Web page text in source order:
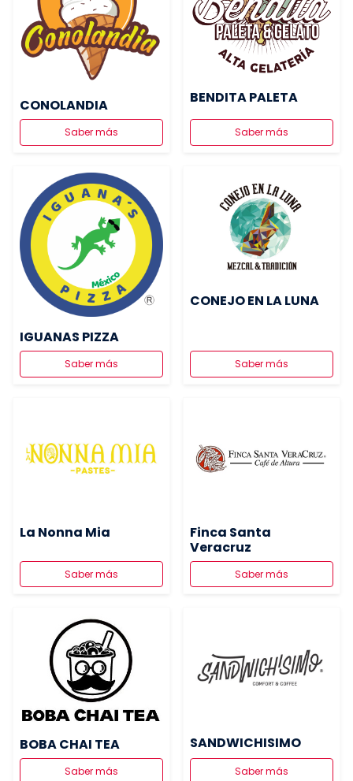
CONOLANDIA
Saber más
BENDITA PALETA
Saber más
IGUANAS PIZZA
Saber más
CONEJO EN LA LUNA
Saber más
La Nonna Mia
Saber más
Finca Santa
Veracruz
Saber más
BOBA CHAI TEA
Saber más
SANDWICHISIMO
Saber más